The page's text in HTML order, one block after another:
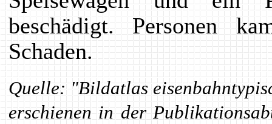
beschädigt. Personen
Schaden.
Quelle: "Bildatlas
erschienen in der